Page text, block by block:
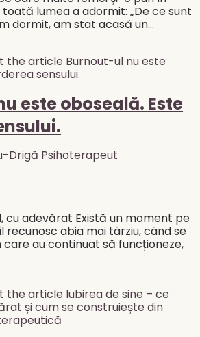
lumea a adormit: „De ce sunt
dormit, am stat acasă un…
este oboseală. Este
Drigă Psihoterapeut
cu adevărat Există un moment pe
recunosc abia mai târziu, când se
care au continuat să funcționeze,